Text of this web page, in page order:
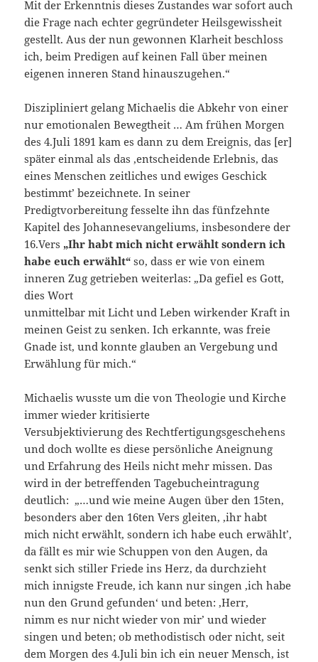
Mit der Erkenntnis dieses Zustandes war sofort auch
die Frage nach echter gegründeter Heilsgewissheit
gestellt. Aus der nun gewonnen Klarheit beschloss
ich, beim Predigen auf keinen Fall über meinen
eigenen inneren Stand hinauszugehen.“
Diszipliniert gelang Michaelis die Abkehr von einer
nur emotionalen Bewegtheit … Am frühen Morgen
des 4.Juli 1891 kam es dann zu dem Ereignis, das [er]
später einmal als das ‚entscheidende Erlebnis, das
eines Menschen zeitliches und ewiges Geschick
bestimmt’ bezeichnete. In seiner
Predigtvorbereitung fesselte ihn das fünfzehnte
Kapitel des Johannesevangeliums, insbesondere der
16.Vers „Ihr habt mich nicht erwählt sondern ich
habe euch erwählt“ so, dass er wie von einem
inneren Zug getrieben weiterlas: „Da gefiel es Gott,
dies Wort
unmittelbar mit Licht und Leben wirkender Kraft in
meinen Geist zu senken. Ich erkannte, was freie
Gnade ist, und konnte glauben an Vergebung und
Erwählung für mich.“
Michaelis wusste um die von Theologie und Kirche
immer wieder kritisierte
Versubjektivierung des Rechtfertigungsgeschehens
und doch wollte es diese persönliche Aneignung
und Erfahrung des Heils nicht mehr missen. Das
wird in der betreffenden Tagebucheintragung
deutlich: „…und wie meine Augen über den 15ten,
besonders aber den 16ten Vers gleiten, ‚ihr habt
mich nicht erwählt, sondern ich habe euch erwählt’,
da fällt es mir wie Schuppen von den Augen, da
senkt sich stiller Friede ins Herz, da durchzieht
mich innigste Freude, ich kann nur singen ‚ich habe
nun den Grund gefunden‘ und beten: ‚Herr,
nimm es nur nicht wieder von mir’ und wieder
singen und beten; ob methodistisch oder nicht, seit
dem Morgen des 4.Juli bin ich ein neuer Mensch, ist